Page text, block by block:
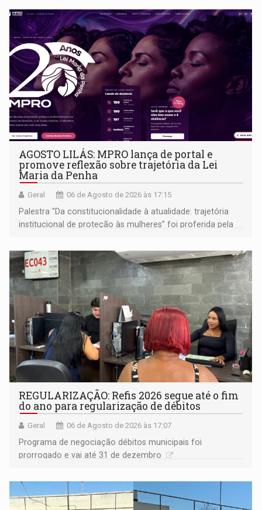
AGOSTO LILÁS: MPRO lança de portal e
promove reflexão sobre trajetória da Lei
Maria da Penha
Geral 06 de Agosto de 2026 às 17:15
Palestra "Da constitucionalidade à atualidade: trajetória
institucional de proteção às mulheres” foi proferida pela
Goiás
REGULARIZAÇÃO: Refis 2026 segue até o fim
do ano para regularização de débitos
Geral 06 de Agosto de 2026 às 17:07
Programa de negociação débitos municipais foi
prorrogado e vai até 31 de dezembro